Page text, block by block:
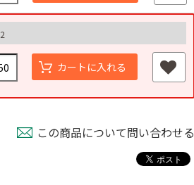
つよまる君 メッキ
釘
￥40
カートに入れる
この商品について問い合わせる